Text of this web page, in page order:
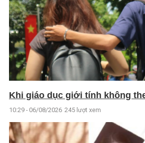
Khi giáo dục giới tính không
10:29 - 06/08/2026 245 lượt xem